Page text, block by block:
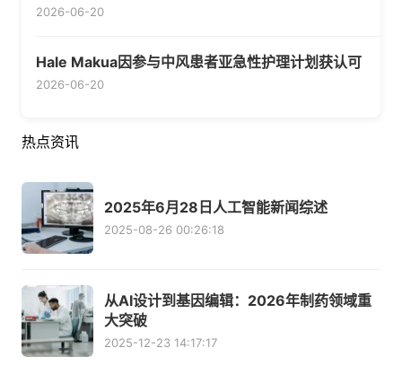
2026-06-20
Hale Makua因参与中风患者亚急性护理计划获认可
2026-06-20
热点资讯
2025年6月28日人工智能新闻综述
2025-08-26 00:26:18
从AI设计到基因编辑：2026年制药领域重
大突破
2025-12-23 14:17:17